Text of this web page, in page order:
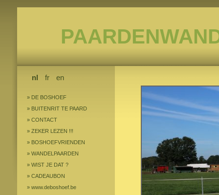
nl fr en
» DE BOSHOEF
» BUITENRIT TE PAARD
» CONTACT
» ZEKER LEZEN !!!
» BOSHOEFVRIENDEN
» WANDELPAARDEN
» WIST JE DAT ?
» CADEAUBON
» www.deboshoef.be